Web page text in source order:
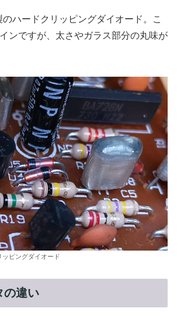
ハードクリッピングダイオード。こ
ンですが、太さやガラス部分の丸味が
ッピングダイオード
の違い